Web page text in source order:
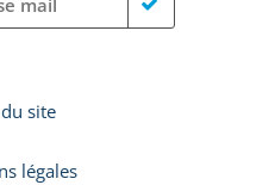
site
légales